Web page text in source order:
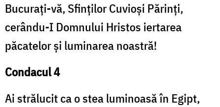
Bucurați-vă, Sfinților Cuvioși Părinți,
cerându-I Domnului Hristos iertarea
păcatelor și luminarea noastră!
Condacul 4
Ai strălucit ca o stea luminoasă în Egipt,